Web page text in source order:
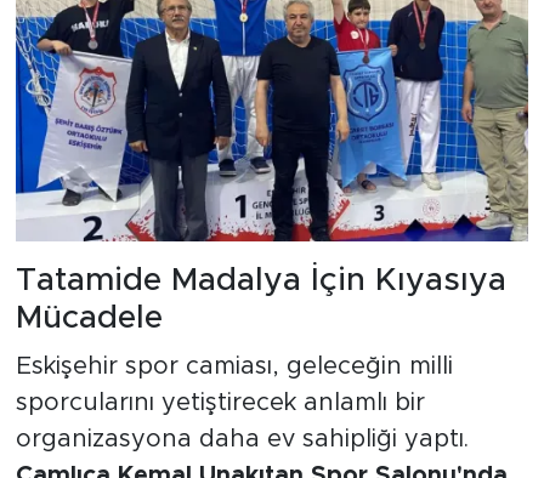
Tatamide Madalya İçin Kıyasıya
Mücadele
Eskişehir spor camiası, geleceğin milli
sporcularını yetiştirecek anlamlı bir
organizasyona daha ev sahipliği yaptı.